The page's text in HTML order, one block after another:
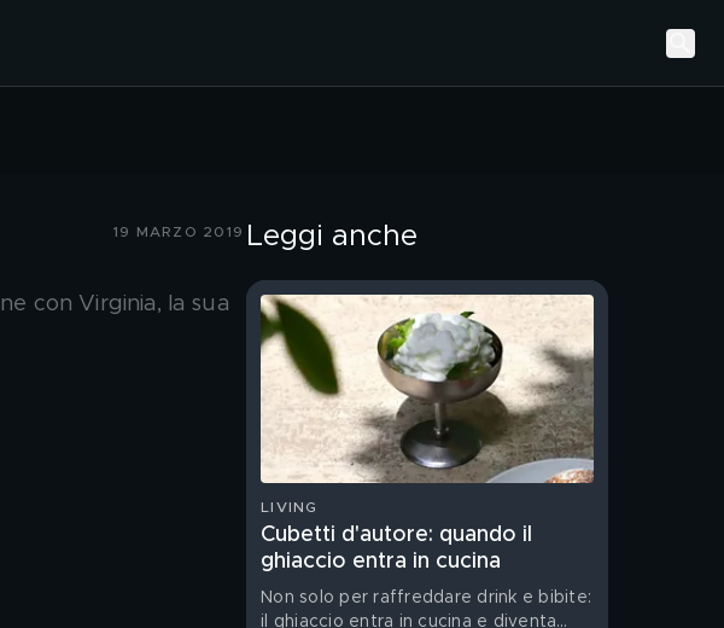
19 MARZO 2019
con Virginia, la sua
Leggi anche
LIVING
Cubetti d'autore: quando il
ghiaccio entra in cucina
Non solo per raffreddare drink e bibite:
il ghiaccio entra in cucina e diventa